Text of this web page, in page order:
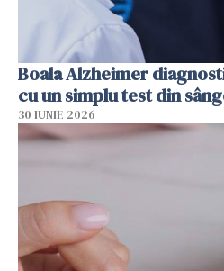
Boala Alzheimer
cu un simplu test din
30 IUNIE 2026